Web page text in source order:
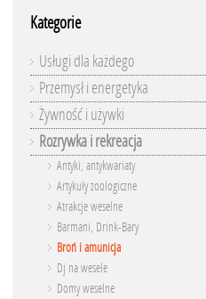
Kategorie
Usługi dla każdego
Przemysł i energetyka
Żywność i używki
Rozrywka i rekreacja
Antyki, antykwariaty
Artykuły zoologiczne
Atrakcje weselne
Barmani, Drink-Bary
Broń i amunicja
Dj na wesele
Domy weselne